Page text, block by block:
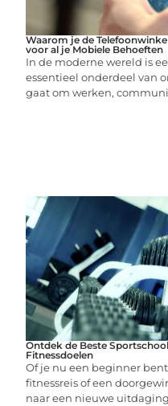
Waarom je de
voor al je Mobiele Behoeften
In de moderne wereld is
essentieel onderdeel van
gaat om werken,
Ontdek de Beste
Fitnessdoelen
Of je nu een beginner
fitnessreis of een
naar een nieuwe